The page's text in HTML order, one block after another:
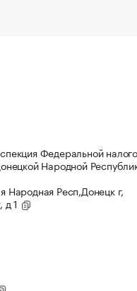
Федеральной
Народной
Народная Респ,Донецк г,
д 1